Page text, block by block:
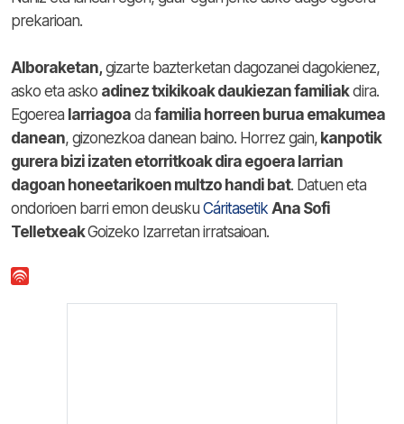
prekarioan.
Alboraketan, gizarte bazterketan dagozanei dagokienez,
asko eta asko adinez txikikoak daukiezan familiakdira.
Egoerea larriagoa da familia horreen burua emakumea
danean, gizonezkoa danean baino. Horrez gain, kanpotik
gurera bizi izaten etorritkoak dira egoera larrian
dagoan honeetarikoen multzo handi bat. Datuen eta
ondorioen barri emon deusku Cáritasetik Ana Sofi
TelletxeakGoizeko Izarretan irratsaioan.